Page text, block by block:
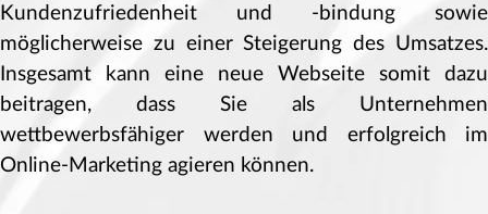
Kundenzufriedenheit und -bindung sowie
möglicherweise zu einer Steigerung des Umsatzes.
Insgesamt kann eine neue Webseite somit dazu
beitragen, dass Sie als Unternehmen
wettbewerbsfähiger werden und erfolgreich im
Online-Marketing agieren können.